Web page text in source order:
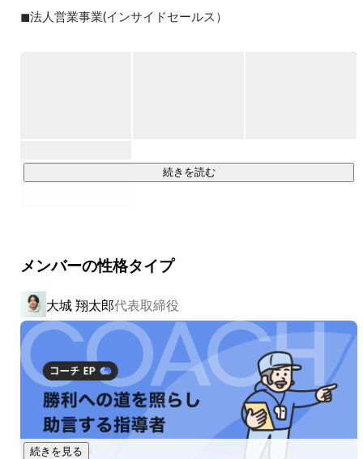
◼︎法人営業事業(インサイドセールス）
国内大手SaaS系企業で豊富な実績を有するインサイドセール
営業組織の生産性向上と事業拡大を支援するコンサルティン
フローまでを構造的に再設計。
戦略立案から実行・運用まで一貫して担い、再現性のある営
業モデルの構築を行う。
◼︎実績
★ベンチャー通信　新たな時代をけん引するベンチャー企
業　掲載
★チアキャリアアワード2022・2023　2年連続最優秀インタ
ーン賞　受賞
続きを読む
メンバーの性格タイプ
大城 翔太郎代表取締役
続きを見る